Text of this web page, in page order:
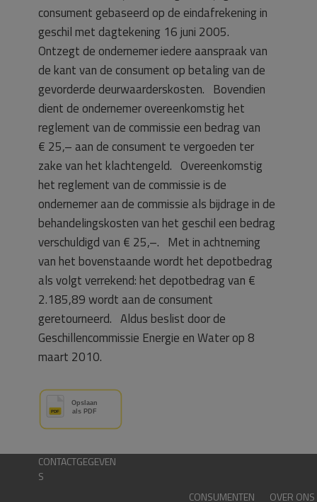
consument gebaseerd op de eindafrekening in
geschil met dagtekening 16 juni 2005.
Ontzegt de ondernemer iedere aanspraak van
de kant van de consument op betaling van de
gevorderde deurwaarderskosten. Bovendien
dient de ondernemer overeenkomstig het
reglement van de commissie een bedrag van
€ 25,– aan de consument te vergoeden ter
zake van het klachtengeld. Overeenkomstig
het reglement van de commissie is de
ondernemer aan de commissie als bijdrage in de
behandelingskosten van het geschil een bedrag
verschuldigd van € 25,–. Met in achtneming
van het bovenstaande wordt het depotbedrag
als volgt verrekend: het depotbedrag van €
2.185,89 wordt aan de consument
geretourneerd. Aldus beslist door de
Geschillencommissie Energie en Water op 8
maart 2010.
CONTACTGEGEVEN
S
CONSUMENTEN
OVER ONS